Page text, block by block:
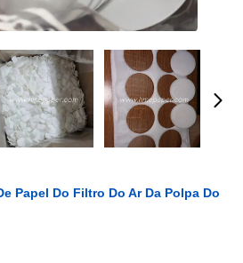
Papel Do Filtro Do Ar Da Polpa Do